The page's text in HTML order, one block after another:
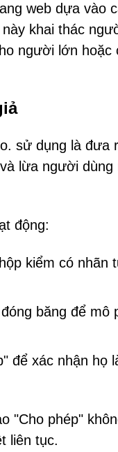
web dựa vào
khai thác
người lớn
sử dụng là đưa
lừa người dùng
động:
kiểm có nhãn
băng để mô
để xác nhận họ
"Cho phép"
liên tục.